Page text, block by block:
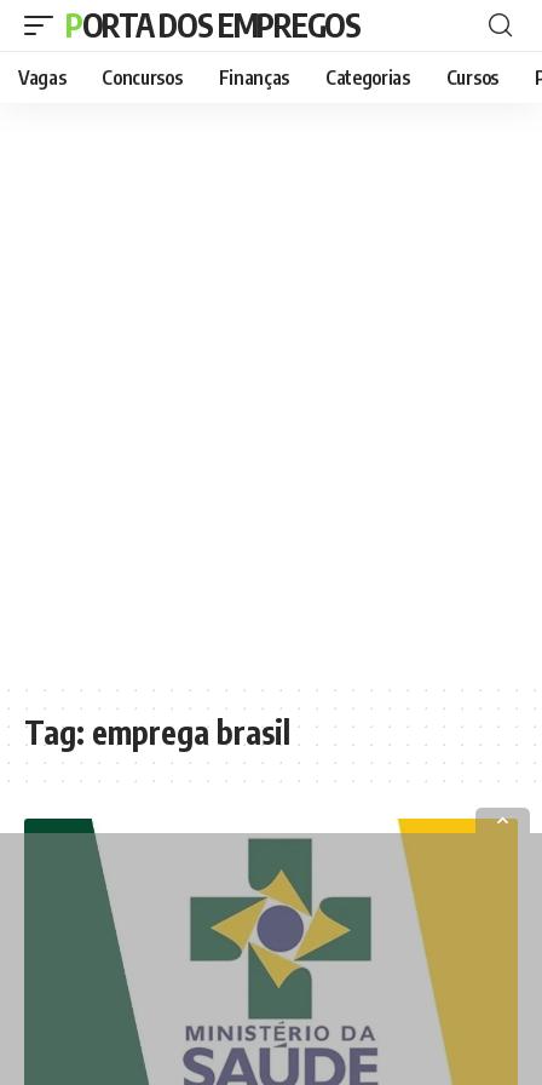
PORTA DOS EMPREGOS
Vagas Concursos Finanças Categorias Cursos
Tag: emprega brasil